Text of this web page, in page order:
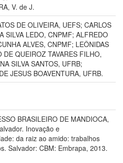
V. de J.
DE OLIVEIRA, UEFS; CARLOS
SILVA LEDO, CNPMF; ALFREDO
ALVES, CNPMF; LEÔNIDAS
DE QUEIROZ TAVARES FILHO,
SILVA SANTOS, UFRB;
JESUS BOAVENTURA, UFRB.
BRASILEIRO DE MANDIOCA,
Inovação e
da raiz ao amido: trabalhos
Salvador: CBM: Embrapa, 2013.